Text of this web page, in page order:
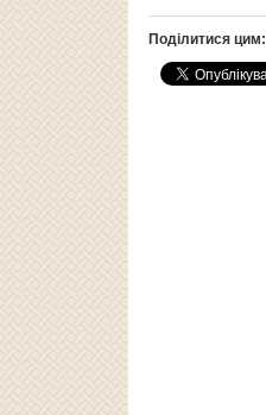
Поділитися цим: